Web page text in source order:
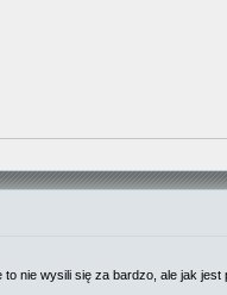
nie wysili się za bardzo, ale jak